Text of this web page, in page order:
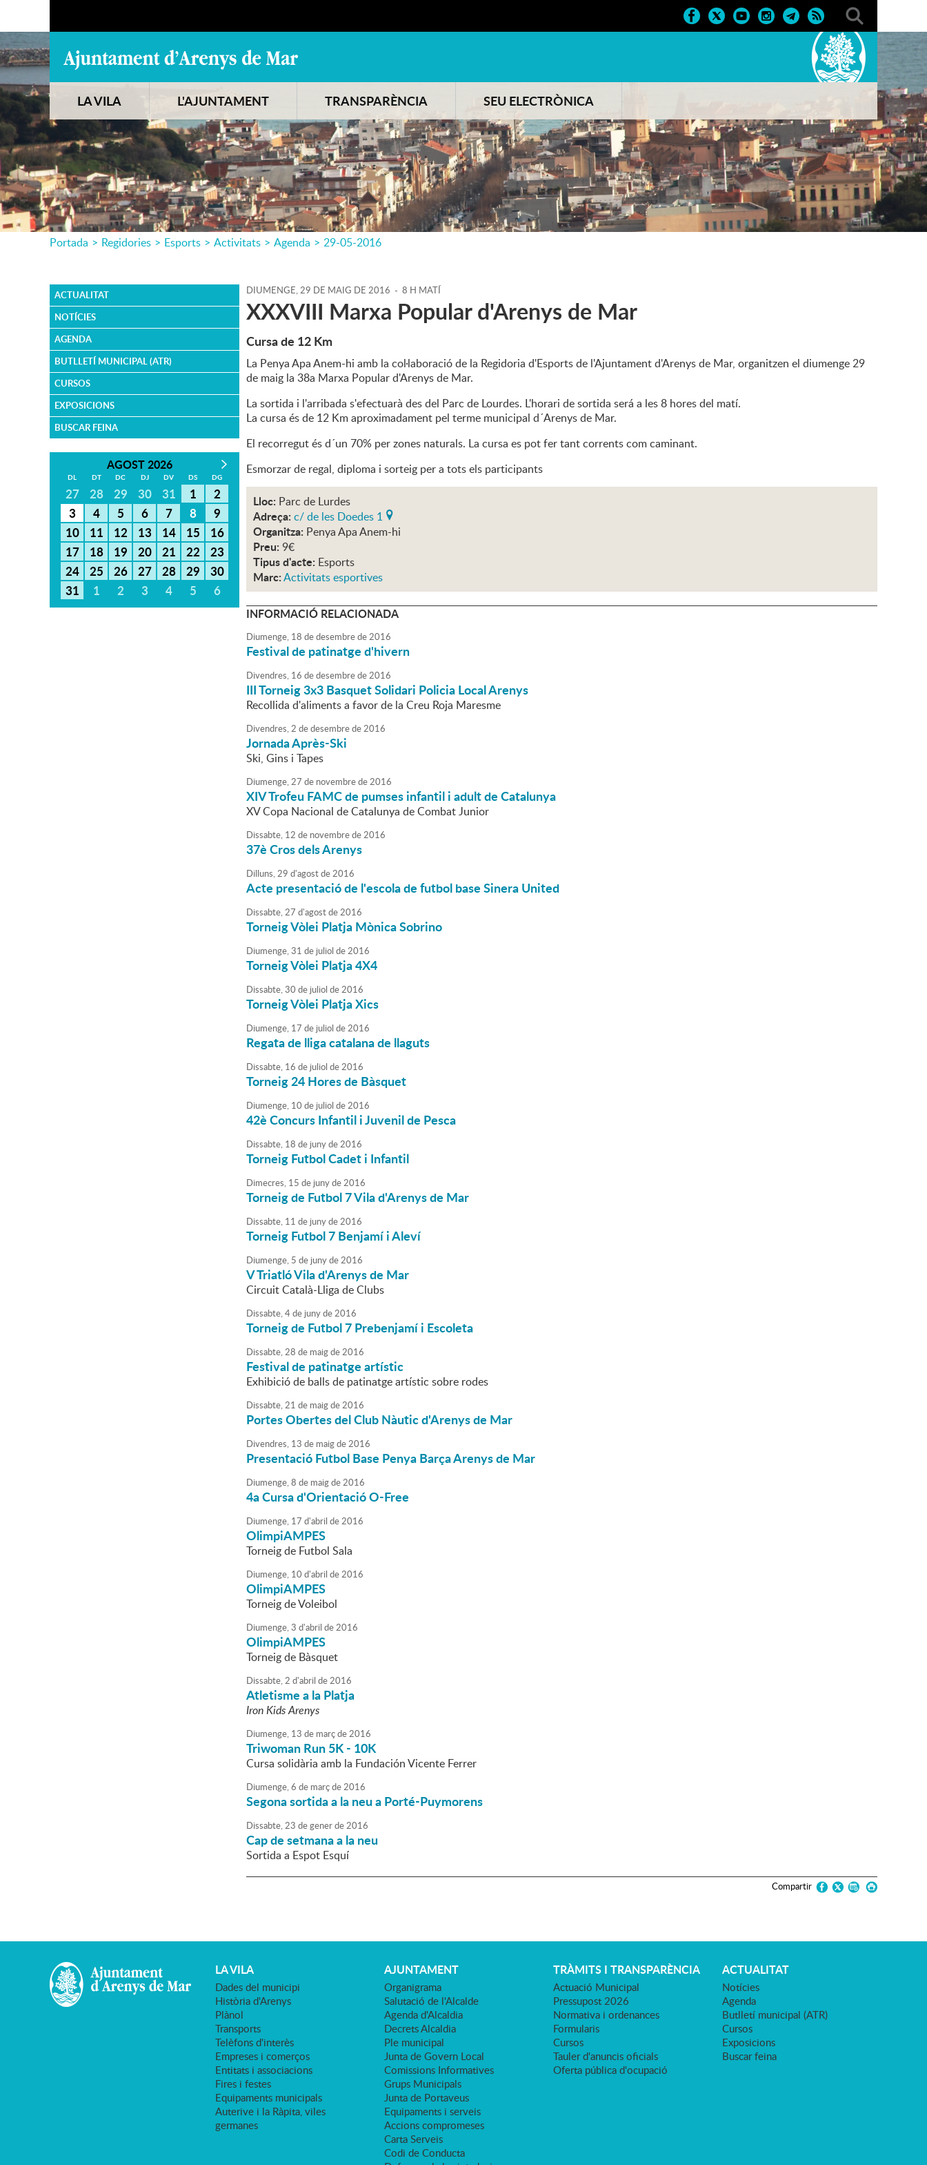
LA VILA L'AJUNTAMENT TRANSPARÈNCIA SEU ELECTRÒNICA
Portada > Regidories > Esports > Activitats > Agenda > 29-05-2016
ACTUALITAT
NOTÍCIES
AGENDA
BUTLLETÍ MUNICIPAL (ATR)
CURSOS
EXPOSICIONS
BUSCAR FEINA
AGOST 2026
DL DT DC DJ DV DS DG
27 28 29 30 31 1
2
3
4 5 6 7 8
9
10
11 12 13 14 15
16
17
18 19 20 21 22
23
24
25 26 27 28 29
30
31
1 2 3 4 5 6
DIUMENGE,29 DE MAIG DE 2016 - 8 H MATÍ
XXXVIII Marxa Popular d'Arenys de Mar
Cursa de 12 Km
La Penya Apa Anem-hi amb la col·laboració de la Regidoria d'Esports de l'Ajuntament d'Arenys de Mar, organitzen el diumenge 29
de maig la 38a Marxa Popular d'Arenys de Mar.
La sortida i l'arribada s'efectuarà des del Parc de Lourdes. L'horari de sortida será a les 8 hores del matí.
La cursa és de 12 Km aproximadament pel terme municipal d´Arenys de Mar.
El recorregut és d´un 70% per zones naturals. La cursa es pot fer tant corrents com caminant.
Esmorzar de regal, diploma i sorteig per a tots els participants
Lloc: Parc de Lurdes
Adreça: c/ de les Doedes 1
Organitza: Penya Apa Anem-hi
Preu: 9€
Tipus d'acte: Esports
Marc:Activitats esportives
INFORMACIÓ RELACIONADA
Diumenge, 18 dedesembrede2016
Festival de patinatge d'hivern
Divendres, 16 dedesembrede2016
III Torneig 3x3 Basquet Solidari Policia Local Arenys
Recollida d'aliments a favor de la Creu Roja Maresme
Divendres,2 dedesembrede2016
Jornada Après-Ski
Ski, Gins i Tapes
Diumenge,27 de novembrede2016
XIV Trofeu FAMC de pumses infantil i adult de Catalunya
XV Copa Nacional de Catalunya de Combat Junior
Dissabte, 12 de novembrede2016
37è Cros dels Arenys
Dilluns,29 d'agostde2016
Acte presentació de l'escola de futbol base Sinera United
Dissabte,27 d'agostde2016
Torneig Vòlei Platja Mònica Sobrino
Diumenge,31 de juliol de2016
Torneig Vòlei Platja 4X4
Dissabte,30 de juliol de2016
Torneig Vòlei Platja Xics
Diumenge, 17 de juliol de2016
Regata de lliga catalana de llaguts
Dissabte, 16 de juliol de2016
Torneig 24 Hores de Bàsquet
Diumenge, 10 de juliol de2016
42è Concurs Infantil i Juvenil de Pesca
Dissabte, 18 de junyde2016
Torneig Futbol Cadet i Infantil
Dimecres, 15 de junyde2016
Torneig de Futbol 7 Vila d'Arenys de Mar
Dissabte, 11 de junyde2016
Torneig Futbol 7 Benjamí i Aleví
Diumenge, 5 de junyde2016
V Triatló Vila d'Arenys de Mar
Circuit Català-Lliga de Clubs
Dissabte,4de junyde2016
Torneig de Futbol 7 Prebenjamí i Escoleta
Dissabte,28 de maigde2016
Festival de patinatge artístic
Exhibició de balls de patinatge artístic sobre rodes
Dissabte,21 de maigde2016
Portes Obertes del Club Nàutic d'Arenys de Mar
Divendres, 13 de maigde2016
Presentació Futbol Base Penya Barça Arenys de Mar
Diumenge,8 de maigde2016
4a Cursa d'Orientació O-Free
Diumenge, 17 d'abril de2016
OlimpiAMPES
Torneig de Futbol Sala
Diumenge, 10 d'abril de2016
OlimpiAMPES
Torneig de Voleibol
Diumenge,3 d'abril de2016
OlimpiAMPES
Torneig de Bàsquet
Dissabte,2 d'abril de2016
Atletisme a la Platja
Iron Kids Arenys
Diumenge, 13 de marçde2016
Triwoman Run 5K - 10K
Cursa solidària amb la Fundación Vicente Ferrer
Diumenge,6 de marçde2016
Segona sortida a la neu a Porté-Puymorens
Dissabte,23 degenerde2016
Cap de setmana a la neu
Sortida a Espot Esquí
Compartir
LA VILA
Dades del municipi
Història d'Arenys
Plànol
Transports
Telèfons d'interès
Empreses i comerços
Entitats i associacions
Fires i festes
Equipaments municipals
Auterive i la Ràpita, viles
germanes
AJUNTAMENT
Organigrama
Salutació de l'Alcalde
Agenda d'Alcaldia
Decrets Alcaldia
Ple municipal
Junta de Govern Local
Comissions Informatives
Grups Municipals
Junta de Portaveus
Equipaments i serveis
Accions compromeses
Carta Serveis
Codi de Conducta
TRÀMITS I TRANSPARÈNCIA
Actuació Municipal
Pressupost 2026
Normativa i ordenances
Formularis
Cursos
Tauler d'anuncis oficials
Oferta pública d'ocupació
ACTUALITAT
Notícies
Agenda
Butlletí municipal (ATR)
Cursos
Exposicions
Buscar feina